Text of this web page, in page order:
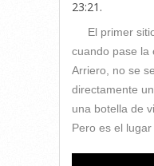
23:21 .
El primer
cuando pase la
Arriero, no se
directamente
una botella de
Pero es el